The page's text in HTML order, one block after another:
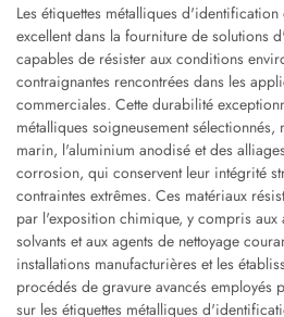
Les étiquettes métalliques
excellent dans la fourniture de solutions
capables de résister aux conditions
contraignantes rencontrées dans les
commerciales. Cette durabilité
métalliques soigneusement
marin, l'aluminium anodisé et des
corrosion, qui conservent leur intégrité
contraintes extrêmes. Ces matériaux
par l'exposition chimique, y compris aux
solvants et aux agents de nettoyage
installations manufacturières et les
procédés de gravure avancés employés
sur les étiquettes métalliques